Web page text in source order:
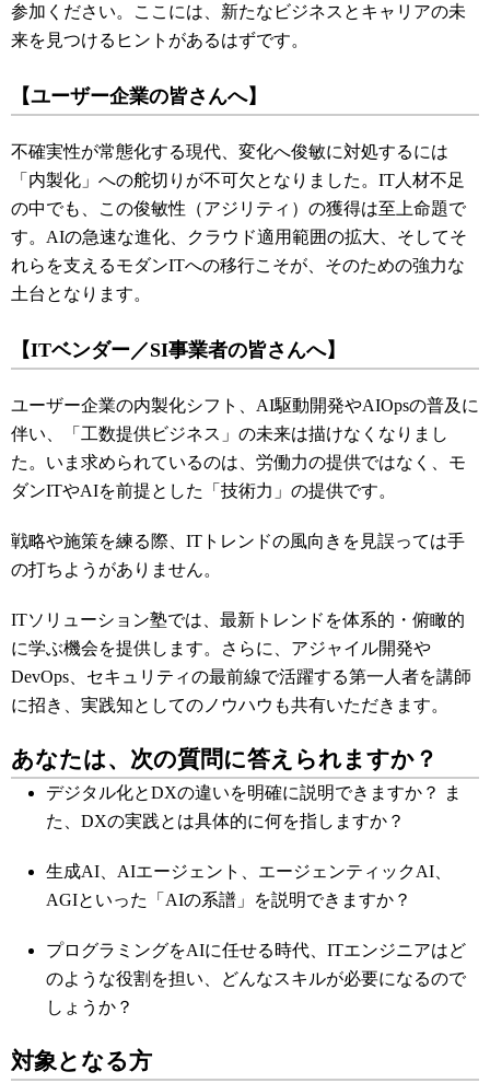
参加ください。ここには、新たなビジネスとキャリアの未
来を見つけるヒントがあるはずです。
【ユーザー企業の皆さんへ】
不確実性が常態化する現代、変化へ俊敏に対処するには
「内製化」への舵切りが不可欠となりました。IT人材不足
の中でも、この俊敏性（アジリティ）の獲得は至上命題で
す。AIの急速な進化、クラウド適用範囲の拡大、そしてそ
れらを支えるモダンITへの移行こそが、そのための強力な
土台となります。
【ITベンダー／SI事業者の皆さんへ】
ユーザー企業の内製化シフト、AI駆動開発やAIOpsの普及に
伴い、「工数提供ビジネス」の未来は描けなくなりまし
た。いま求められているのは、労働力の提供ではなく、モ
ダンITやAIを前提とした「技術力」の提供です。
戦略や施策を練る際、ITトレンドの風向きを見誤っては手
の打ちようがありません。
ITソリューション塾では、最新トレンドを体系的・俯瞰的
に学ぶ機会を提供します。さらに、アジャイル開発や
DevOps、セキュリティの最前線で活躍する第一人者を講師
に招き、実践知としてのノウハウも共有いただきます。
あなたは、次の質問に答えられますか？
デジタル化とDXの違いを明確に説明できますか？ ま
た、DXの実践とは具体的に何を指しますか？
生成AI、AIエージェント、エージェンティックAI、
AGIといった「AIの系譜」を説明できますか？
プログラミングをAIに任せる時代、ITエンジニアはど
のような役割を担い、どんなスキルが必要になるので
しょうか？
対象となる方